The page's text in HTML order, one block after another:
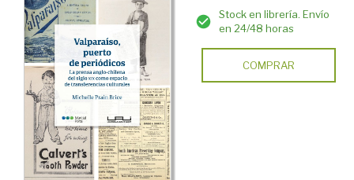
Stock en librería. Envío
en 24/48 horas
COMPRAR